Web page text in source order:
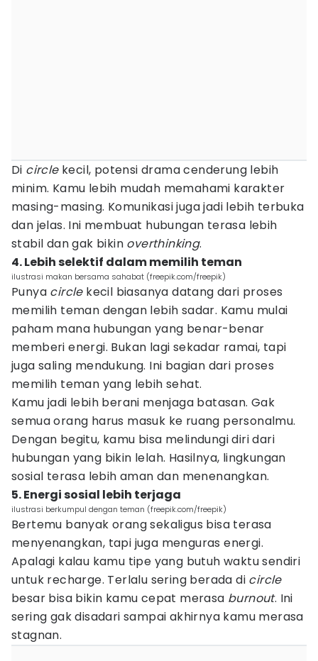
Di circlekecil, potensi drama cenderung lebih
minim. Kamu lebih mudah memahami karakter
masing-masing. Komunikasi juga jadi lebih terbuka
dan jelas. Ini membuat hubungan terasa lebih
stabil dan gak bikin overthinking.
4. Lebih selektif dalam memilih teman
ilustrasi makan bersama sahabat (freepik.com/freepik)
Punya circlekecil biasanya datang dari proses
memilih teman dengan lebih sadar. Kamu mulai
paham mana hubungan yang benar-benar
memberi energi. Bukan lagi sekadar ramai, tapi
juga saling mendukung. Ini bagian dari proses
memilih teman yang lebih sehat.
Kamu jadi lebih berani menjaga batasan. Gak
semua orang harus masuk ke ruang personalmu.
Dengan begitu, kamu bisa melindungi diri dari
hubungan yang bikin lelah. Hasilnya, lingkungan
sosial terasa lebih aman dan menenangkan.
5. Energi sosial lebih terjaga
ilustrasi berkumpul dengan teman (freepik.com/freepik)
Bertemu banyak orang sekaligus bisa terasa
menyenangkan, tapi juga menguras energi.
Apalagi kalau kamu tipe yang butuh waktu sendiri
untuk recharge. Terlalu sering berada di circle
besar bisa bikin kamu cepat merasa burnout. Ini
sering gak disadari sampai akhirnya kamu merasa
stagnan.